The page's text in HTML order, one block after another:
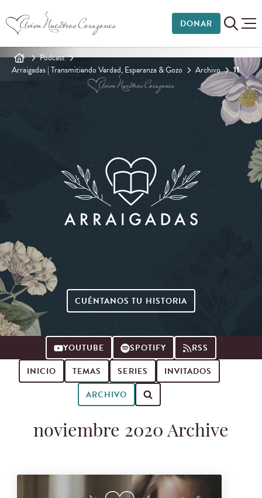
DONAR
Podcast
Arraigadas | Transmitiendo Verdad, Esperanza & Gozo
Archivo 11
CUÉNTANOS TU HISTORIA
YOUTUBE SPOTIFY
RSS
INICIO
TEMAS SERIES
INVITADOS
ARCHIVO
Buscar episodios de podcast
noviembre 2020 Archive